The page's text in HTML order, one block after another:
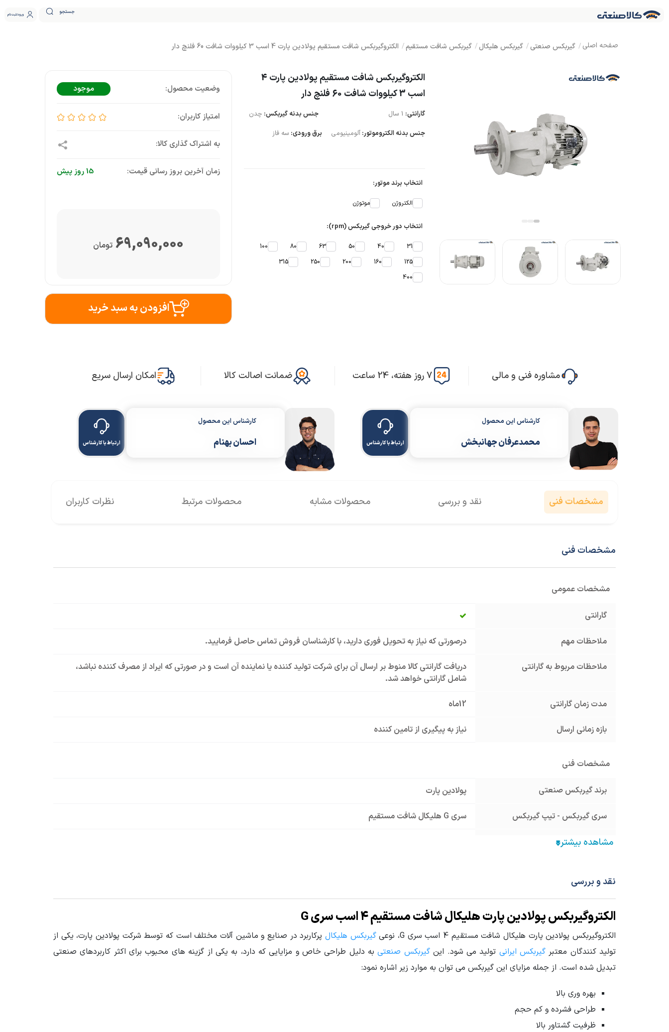
جستجو ورود ثبت نام
گیربکس صنعتی گیربکس هلیکال گیربکس شافت مستقیم الکتروگیربکس شافت مستقیم پولادین پارت 4 اسب 3 کیلووات شافت 60 فلنچ دار
الکتروگیربکس شافت مستقیم پولادین پارت 4
اسب 3 کیلووات شافت 60 فلنچ دار
گارانتی: 1 سال جنس بدنه گیربکس: چدن
جنس بدنه الکتروموتور: آلومینیومی برق ورودی: سه فاز
انتخاب برند موتور:
الکتروژن موتوژن
انتخاب دور خروجی گیربکس (rpm):
31
40
50
63
80
100
125
160
200
250
315
400
موجود
زمان آخرین بروز رسانی قیمت: 15 روز پیش
69,090,000 تومان
افزودن به سبد خرید
مشاوره فنی و مالی 7 روز هفته، 24 ساعت ضمانت اصالت کالا امکان ارسال سریع
کارشناس این محصول
محمدعرفان جهانبخش ارتباط با کارشناس
کارشناس این محصول
احسان بهنام ارتباط با کارشناس
مشخصات فنی نقد و بررسی محصولات مشابه محصولات مرتبط نظرات کاربران
مشخصات فنی
مشخصات عمومی
گارانتی
ملاحظات مهم درصورتی که نیاز به تحویل فوری دارید، با کارشناسان فروش تماس حاصل فرمایید.
ملاحظات مربوط به گارانتی
دریافت گارانتی کالا منوط بر ارسال آن برای شرکت تولید کننده یا نماینده آن است و در صورتی که ایراد از مصرف کننده نباشد،
شامل گارانتی خواهد شد.
مدت زمان گارانتی 12ماه
بازه زمانی ارسال نیاز به پیگیری از تامین کننده
مشخصات فنی
برند گیربکس صنعتی پولادین پارت
سری گیربکس - تیپ گیربکس سری G هلیکال شافت مستقیم
تیپ گیربکس
گشتاور خروجی گیربکس (N.m) از 40 تا 828 نیوتن متر
جنس پوسته چدن Cast Iron
سرویس فاکتور Service Factor 1 تا 3.55
قطر شافت خروجی (mm)
جنس دنده
نقد و بررسی
الکتروگیربکس پولادین پارت هلیکال شافت مستقیم 4 اسب سری G
الکتروگیربکس پولادین پارت هلیکال شافت مستقیم 4 اسب سری G، نوعی گیربکس هلیکال پرکاربرد در صنایع و ماشین آلات مختلف است که توسط شرکت پولادین پارت، یکی از
تولید کنندگان معتبرگیربکس ایرانی تولید می شود. اینگیربکس صنعتیبه دلیل طراحی خاص و مزایایی که دارد، به یکی از گزینه های محبوب برای اکثر کاربردهای صنعتی
تبدیل شده است. از جمله مزایای این گیربکس می توان به موارد زیر اشاره نمود:
بهره وری بالا
طراحی فشرده و کم حجم
ظرفیت گشتاور بالا